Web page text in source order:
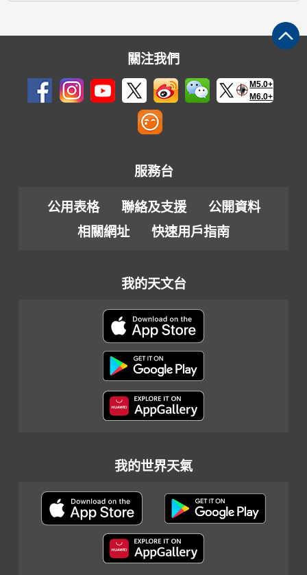
關注我們
M5.0+
M6.0+
服務台
公用表格 聯絡及支援
公開資料
相關網址
快速用戶指南
我的天文台
我的世界天氣